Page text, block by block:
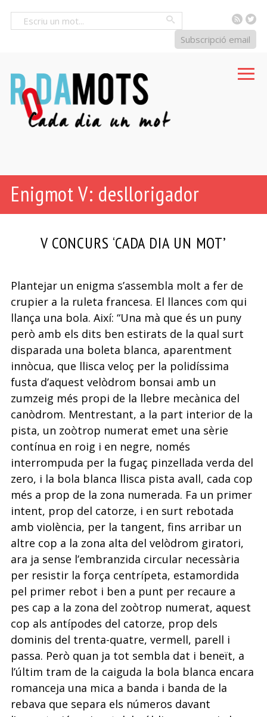
RSS
Subscripció email
Enigmot V: desllorigador
V CONCURS ‘CADA DIA UN MOT’
Plantejar un enigma s’assembla molt a fer de
crupier a la ruleta francesa. El llances com qui
llança una bola. Així: “Una mà que és un puny
però amb els dits ben estirats de la qual surt
disparada una boleta blanca, aparentment
innòcua, que llisca veloç per la polidíssima
fusta d’aquest velòdrom bonsai amb un
zumzeig més propi de la llebre mecànica del
canòdrom. Mentrestant, a la part interior de la
pista, un zoòtrop numerat emet una sèrie
contínua en roig i en negre, només
interrompuda per la fugaç pinzellada verda del
zero, i la bola blanca llisca pista avall, cada cop
més a prop de la zona numerada. Fa un primer
intent, prop del catorze, i en surt rebotada
amb violència, per la tangent, fins arribar un
altre cop a la zona alta del velòdrom giratori,
ara ja sense l’embranzida circular necessària
per resistir la força centrípeta, estamordida
pel primer rebot i ben a punt per recaure a
pes cap a la zona del zoòtrop numerat, aquest
cop als antípodes del catorze, prop dels
dominis del trenta-quatre, vermell, parell i
passa. Però quan ja tot sembla dat i beneït, a
l’últim tram de la caiguda la bola blanca encara
romanceja una mica a banda i banda de la
rebava que separa els números davant